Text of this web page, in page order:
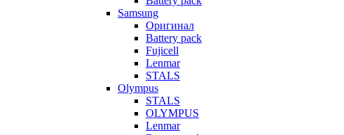
Samsung
Оригинал
Battery pack
Fujicell
Lenmar
STALS
Olympus
STALS
OLYMPUS
Lenmar